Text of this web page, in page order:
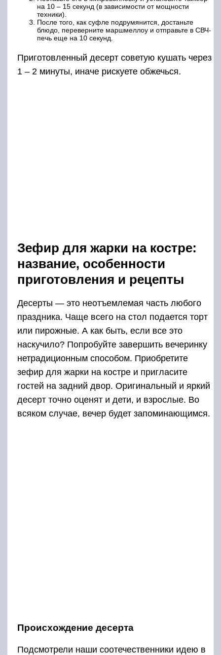
на 10 – 15 секунд (в зависимости от мощности
техники).
После того, как суфле подрумянится, достаньте
блюдо, переверните маршмеллоу и отправьте в СВЧ-
печь еще на 10 секунд.
Приготовленный десерт советую кушать через
1 – 2 минуты, иначе рискуете обжечься.
Зефир для жарки на костре:
название, особенности
приготовления и рецепты
Десерты — это неотъемлемая часть любого
праздника. Чаще всего на стол подается торт
или пирожные. А как быть, если все это
наскучило? Попробуйте завершить вечеринку
нетрадиционным способом. Приобретите
зефир для жарки на костре и пригласите
гостей на задний двор. Оригинальный и яркий
десерт точно оценят и дети, и взрослые. Во
всяком случае, вечер будет запоминающимся.
Происхождение десерта
Подсмотрели наши соотечественники идею в